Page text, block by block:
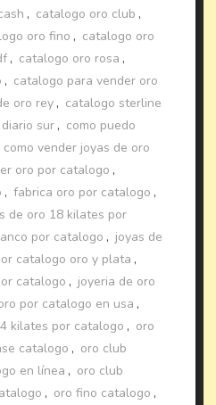
, catalogo oro club ,
oro fino , catalogo oro
, catalogo oro rosa ,
, catalogo para vender oro
oro rey , catalogo sterline
sur , como puedo
como vender joyas de oro
oro por catalogo ,
, fabrica oro por catalogo ,
de oro 18 kilates por
por catalogo , joyas de
catalogo oro y plata ,
catalogo , joyeria de oro
por catalogo en usa ,
kilates por catalogo , oro
catalogo , oro club
en línea , oro club
, oro fino catalogo ,